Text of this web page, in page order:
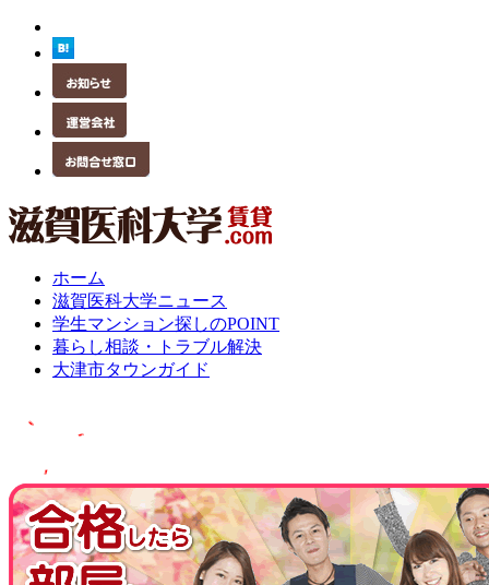
ホーム
滋賀医科大学ニュース
学生マンション探しのPOINT
暮らし相談・トラブル解決
大津市タウンガイド